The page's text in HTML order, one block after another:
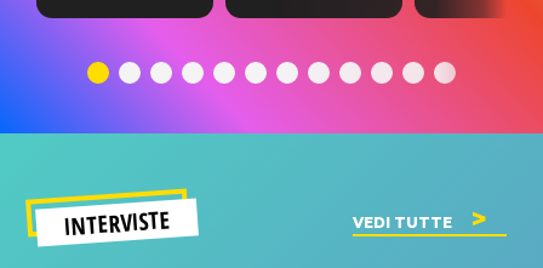
testo,
significato
traduzione e
del singolo
testo,
INTERVISTE VEDI TUTTE